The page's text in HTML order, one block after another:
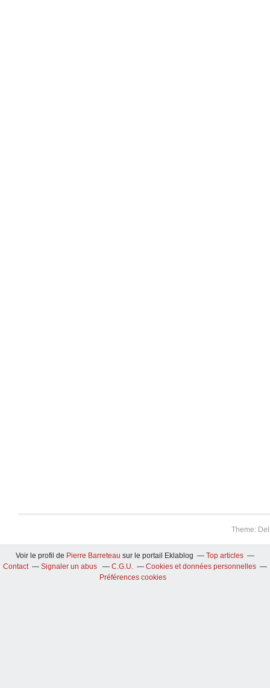
Theme:
Voir le profil de Pierre Barreteau sur le portail Eklablog
Top articles
Contact
Signaler un abus C.G.U.
Cookies et données personnelles
Préférences cookies